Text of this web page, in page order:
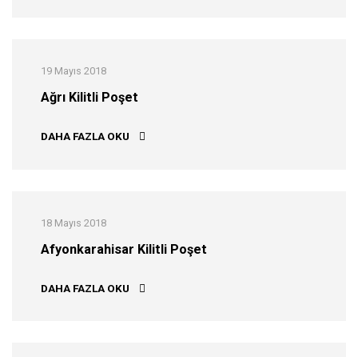
19 Mayıs 2018
Ağrı Kilitli Poşet
DAHA FAZLA OKU AĞRI KILITLI POŞET
18 Mayıs 2018
Afyonkarahisar Kilitli Poşet
DAHA FAZLA OKU AFYONKARAHISAR KILITLI POŞET